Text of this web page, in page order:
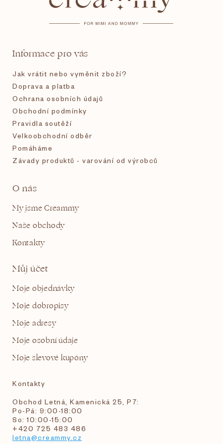
Informace pro vás
Jak vrátit nebo vyměnit zboží?
Doprava a platba
Ochrana osobních údajů
Obchodní podmínky
Pravidla soutěží
Velkoobchodní odběr
Pomáháme
Závady produktů - varování od výrobců
O nás
My jsme Creammy
Naše obchody
Kontakty
Můj účet
Moje objednávky
Moje dobropisy
Moje adresy
Moje osobní údaje
Moje slevové kupóny
Kontakty
Obchod Letná, Kamenická 25, P7:
Po-Pá: 9:00-18:00
So: 10:00-15:00
+420 725 483 486
letna@creammy.cz